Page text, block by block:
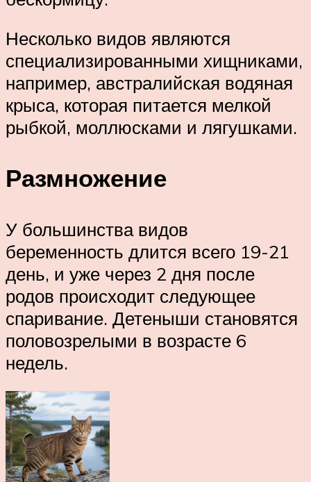
Несколько видов являются
специализированными хищниками,
например, австралийская водяная
крыса, которая питается мелкой
рыбкой, моллюсками и лягушками.
Размножение
У большинства видов
беременность длится всего 19-21
день, и уже через 2 дня после
родов происходит следующее
спаривание. Детеныши становятся
половозрелыми в возрасте 6
недель.